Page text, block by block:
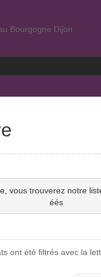
école
vous trouverez notre
éés
ont été filtrés avec la